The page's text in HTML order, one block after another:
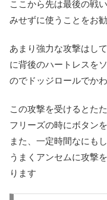
ここから先は最後の戦
みせずに使うことをお
あまり強力な攻撃はし
に背後のハートレスを
のでドッジロールでか
この攻撃を受けるとた
フリーズの時にボタン
また、一定時間なにも
うまくアンセムに攻撃
ります